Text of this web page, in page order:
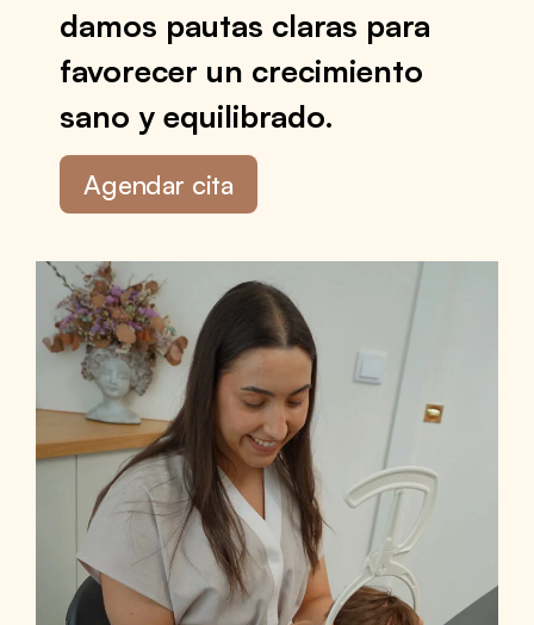
damos pautas claras para
favorecer un crecimiento
sano y equilibrado.
Agendar cita